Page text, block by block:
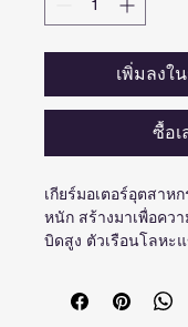
เพิ่มลงใ
ซื้อเ
เกียร์มอเตอร์อุตสาห
หนัก สร้างมาเพื่อคว
บิดสูง ตัวเรือนโลหะ